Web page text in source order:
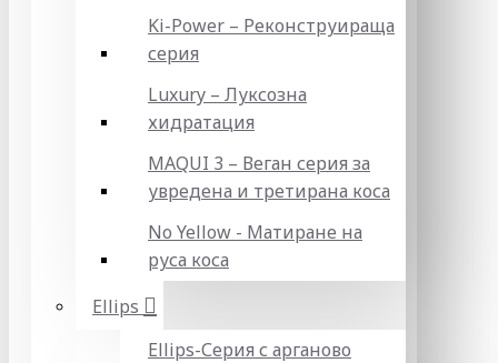
Ki-Power – Реконструираща
серия
Luxury – Луксозна
хидратация
MAQUI 3 – Веган серия за
увредена и третирана коса
No Yellow - Матиране на
руса коса
Ellips
Ellips-Серия с арганово